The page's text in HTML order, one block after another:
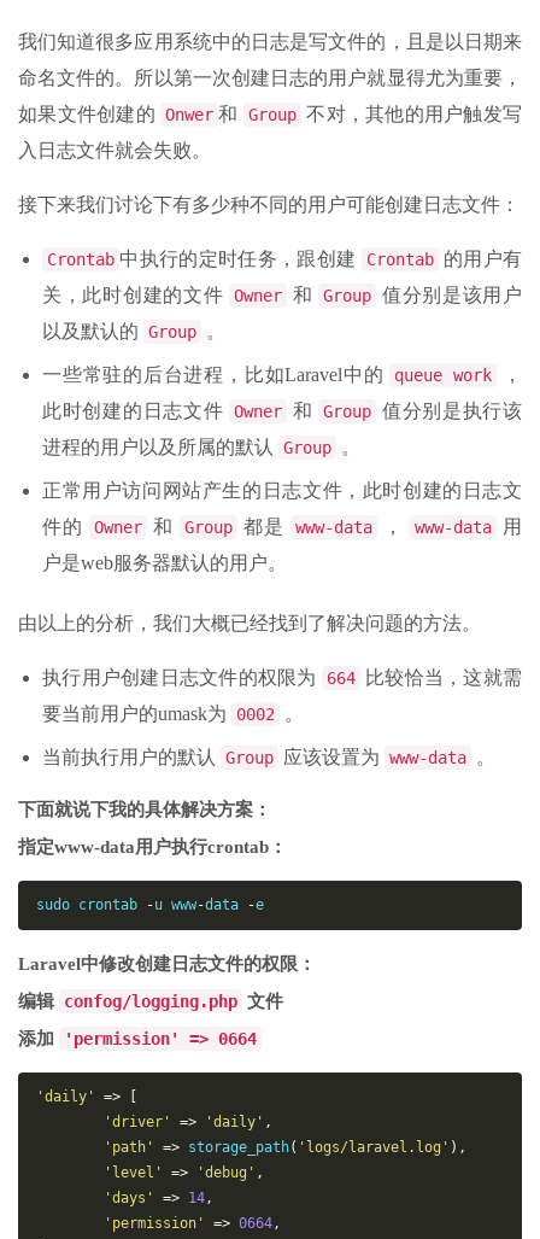
我们知道很多应用系统中的日志是写文件的，且是以日期来
命名文件的。所以第一次创建日志的用户就显得尤为重要，
如果文件创建的 Onwer 和 Group 不对，其他的用户触发写
入日志文件就会失败。
接下来我们讨论下有多少种不同的用户可能创建日志文件：
Crontab 中执行的定时任务，跟创建 Crontab 的用户有
关，此时创建的文件 Owner 和 Group 值分别是该用户
以及默认的 Group 。
一些常驻的后台进程，比如Laravel中的 queue work
，
此时创建的日志文件 Owner 和 Group 值分别是执行该
进程的用户以及所属的默认
Group 。
正常用户访问网站产生的日志文件，此时创建的日志文
件的
Owner 和 Group 都是 www-data ， www-data
用
户是web服务器默认的用户。
由以上的分析，我们大概已经找到了解决问题的方法。
执行用户创建日志文件的权限为 664
比较恰当，这就需
要当前用户的umask为
0002 。
当前执行用户的默认 Group 应该设置为 www-data 。
下面就说下我的具体解决方案：
指定www-data用户执行crontab：
sudo crontab -u www-data -e
Laravel中修改创建日志文件的权限：
编辑 confog/logging.php 文件
添加
'permission' => 0664
'daily' =>
'driver'
=> 'daily' ,
'path'
=> storage_path( 'logs/laravel.log' ),
'level'
=> 'debug' ,
'days'
=> 14,
'permission'
=> 0664,